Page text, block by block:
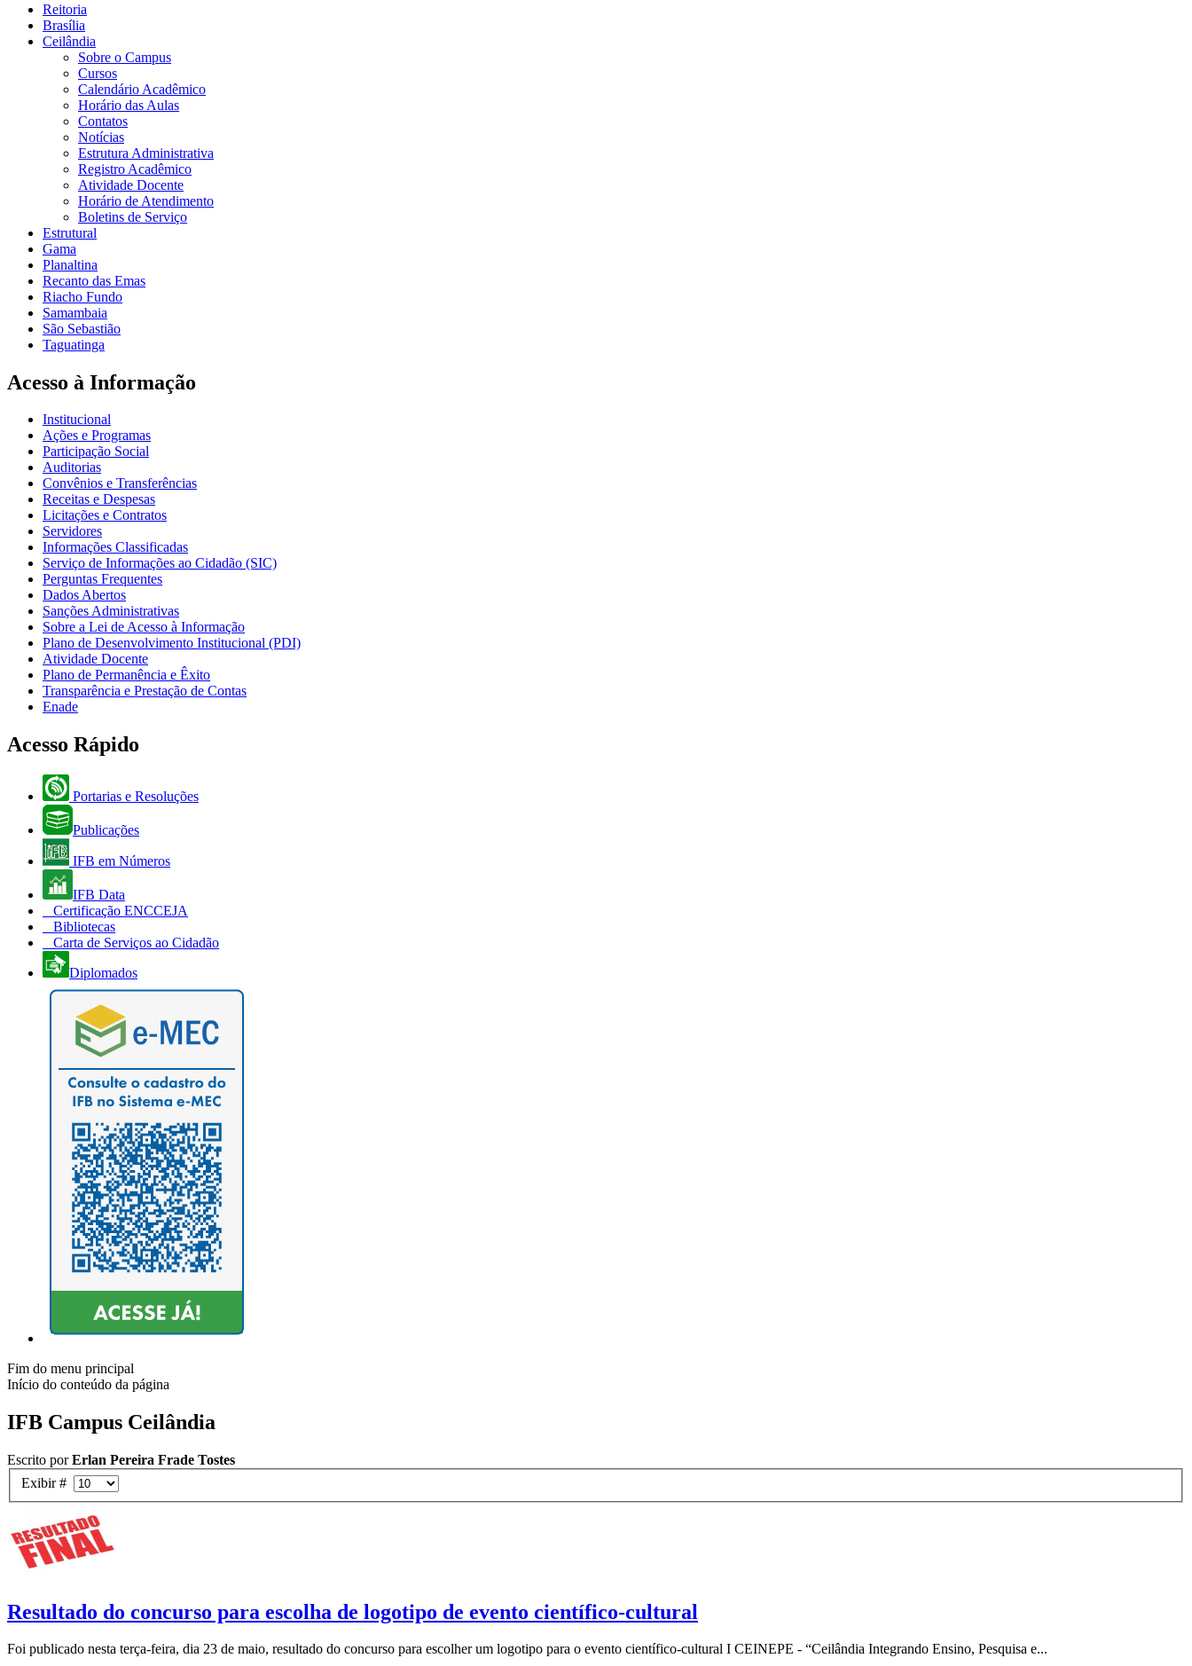
Reitoria
Brasília
Ceilândia
Sobre o Campus
Cursos
Calendário Acadêmico
Horário das Aulas
Contatos
Notícias
Estrutura Administrativa
Registro Acadêmico
Atividade Docente
Horário de Atendimento
Boletins de Serviço
Estrutural
Gama
Planaltina
Recanto das Emas
Riacho Fundo
Samambaia
São Sebastião
Taguatinga
Acesso à Informação
Institucional
Ações e Programas
Participação Social
Auditorias
Convênios e Transferências
Receitas e Despesas
Licitações e Contratos
Servidores
Informações Classificadas
Serviço de Informações ao Cidadão (SIC)
Perguntas Frequentes
Dados Abertos
Sanções Administrativas
Sobre a Lei de Acesso à Informação
Plano de Desenvolvimento Institucional (PDI)
Atividade Docente
Plano de Permanência e Êxito
Transparência e Prestação de Contas
Enade
Acesso Rápido
Portarias e Resoluções
Publicações
IFB em Números
IFB Data
Certificação ENCCEJA
Bibliotecas
Carta de Serviços ao Cidadão
Diplomados
Fim do menu principal
Início do conteúdo da página
IFB Campus Ceilândia
Escrito porErlan Pereira Frade Tostes
Exibir #
Resultado do concurso para escolha de logotipo de evento científico-cultural
Foi publicado nesta terça-feira, dia 23 de maio, resultado do concurso para escolher um logotipo para o evento científico-cultural I CEINEPE - “Ceilândia Integrando Ensino, Pesquisa e...